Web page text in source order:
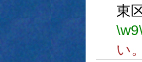
東
\w9
い。